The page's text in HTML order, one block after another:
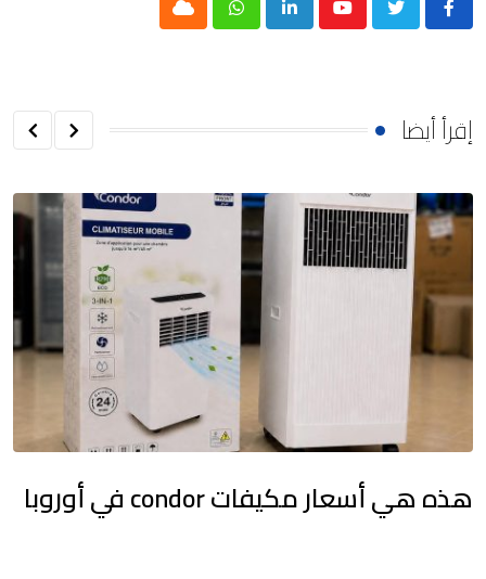
Youtube
LinkedIn
Whatsapp
Cloud
إقرأ أيضا
هذه هي أسعار مكيفات condor في أوروبا